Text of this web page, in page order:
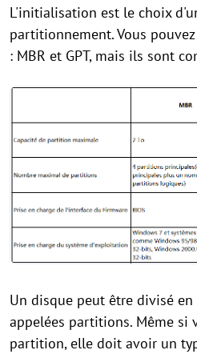
L'initialisation est le choix
partitionnement. Vous
: MBR et GPT, mais ils sont
Un disque peut être divisé
appelées partitions. Même si
partition, elle doit avoir un